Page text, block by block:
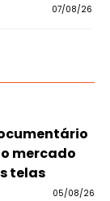
07/08/26
mercado
telas
05/08/26